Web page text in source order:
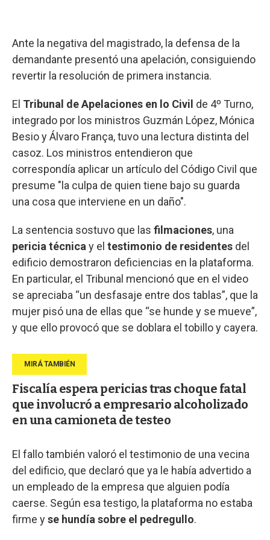
Ante la negativa del magistrado, la defensa de la
demandante presentó una apelación, consiguiendo
revertir la resolución de primera instancia.
El Tribunal de Apelaciones en lo Civil de 4º Turno,
integrado por los ministros Guzmán López, Mónica
Besio y Álvaro França, tuvo una lectura distinta del
casoz. Los ministros entendieron que
correspondía aplicar un artículo del Código Civil que
presume "la culpa de quien tiene bajo su guarda
una cosa que interviene en un daño".
La sentencia sostuvo que las filmaciones, una
pericia técnica y el testimonio de residentes del
edificio demostraron deficiencias en la plataforma.
En particular, el Tribunal mencionó que en el video
se apreciaba “un desfasaje entre dos tablas”, que la
mujer pisó una de ellas que “se hunde y se mueve”,
y que ello provocó que se doblara el tobillo y cayera.
Fiscalía espera pericias tras choque fatal
que involucró a empresario alcoholizado
en una camioneta de testeo
El fallo también valoró el testimonio de una vecina
del edificio, que declaró que ya le había advertido a
un empleado de la empresa que alguien podía
caerse. Según esa testigo, la plataforma no estaba
firme yse hundía sobre el pedregullo.